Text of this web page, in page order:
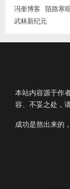
冯奎博客 陌路寒
武林新纪元
本站内容源于作
容、不妥之处，
成功是熬出来的